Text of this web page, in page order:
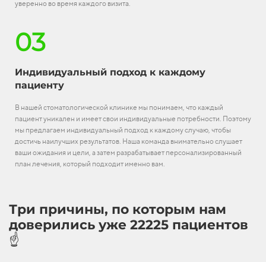
уверенно во время каждого визита.
03
Индивидуальный подход к каждому
пациенту
В нашей стоматологической клинике мы понимаем, что каждый
пациент уникален и имеет свои индивидуальные потребности. Поэтому
мы предлагаем индивидуальный подход к каждому случаю, чтобы
достичь наилучших результатов. Наша команда внимательно слушает
ваши ожидания и цели, а затем разрабатывает персонализированный
план лечения, который подходит именно вам.
Три причины, по которым нам
доверились уже 22225 пациентов
☝️